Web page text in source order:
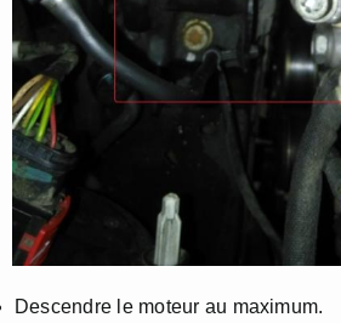
Descendre le moteur au maximum.